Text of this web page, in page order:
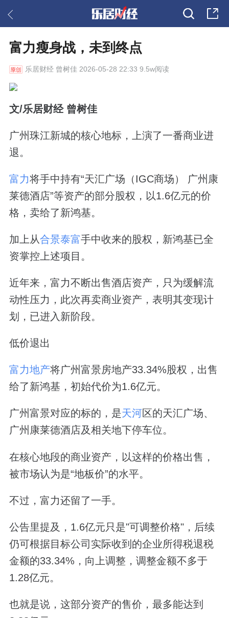
富力瘦身战，未到终点
乐居财经曾树佳 2026-05-28 22:33 9.5w阅读
文/乐居财经 曾树佳
广州珠江新城的核心地标，上演了一番商业进
退。
富力将手中持有“天汇广场（IGC商场） 广州康
莱德酒店”等资产的部分股权，以1.6亿元的价
格，卖给了新鸿基。
加上从合景泰富手中收来的股权，新鸿基已全
资掌控上述项目。
近年来，富力不断出售酒店资产，只为缓解流
动性压力，此次再卖商业资产，表明其变现计
划，已进入新阶段。
低价退出
富力地产将广州富景房地产33.34%股权，出售
给了新鸿基，初始代价为1.6亿元。
广州富景对应的标的，是天河区的天汇广场、
广州康莱德酒店及相关地下停车位。
在核心地段的商业资产，以这样的价格出售，
被市场认为是“地板价”的水平。
不过，富力还留了一手。
公告里提及，1.6亿元只是"可调整价格"，后续
仍可根据目标公司实际收到的企业所得税退税
金额的33.34%，向上调整，调整金额不多于
1.28亿元。
也就是说，这部分资产的售价，最多能达到